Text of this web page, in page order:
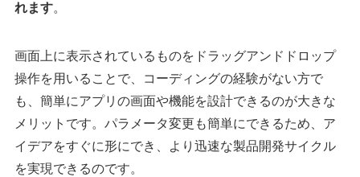
れます。
画面上に表示されているものをドラッグアンドドロップ
操作を用いることで、コーディングの経験がない方で
も、簡単にアプリの画面や機能を設計できるのが大きな
メリットです。パラメータ変更も簡単にできるため、ア
イデアをすぐに形にでき、より迅速な製品開発サイクル
を実現できるのです。